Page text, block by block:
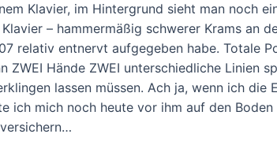
Klavier, im Hintergrund sieht man noch
– hammermäßig schwerer Krams an
relativ entnervt aufgegeben habe. Totale
ZWEI Hände ZWEI unterschiedliche Linien
lassen müssen. Ach ja, wenn ich die
ich mich noch heute vor ihm auf den